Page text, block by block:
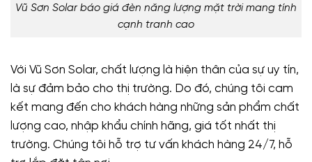
Vũ Sơn Solar báo giá đèn năng lượng mặt trời mang tính
cạnh tranh cao
Với Vũ Sơn Solar, chất lượng là hiện thân của sự uy tín,
là sự đảm bảo cho thị trường. Do đó, chúng tôi cam
kết mang đến cho khách hàng những sản phẩm chất
lượng cao, nhập khẩu chính hãng, giá tốt nhất thị
trường. Chúng tôi hỗ trợ tư vấn khách hàng 24/7, hỗ